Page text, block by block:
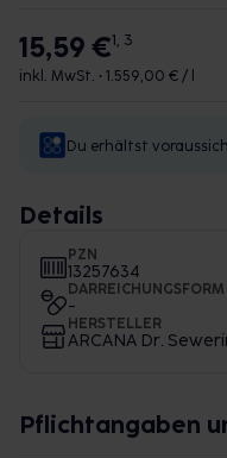
15,59 €1, 3
inkl. MwSt. • 1.559,00 € / l
Du erhältst
Details
PZN
13257634
DARREICHUNGSFORM
-
HERSTELLER
ARCANA Dr.
Pflichtangaben